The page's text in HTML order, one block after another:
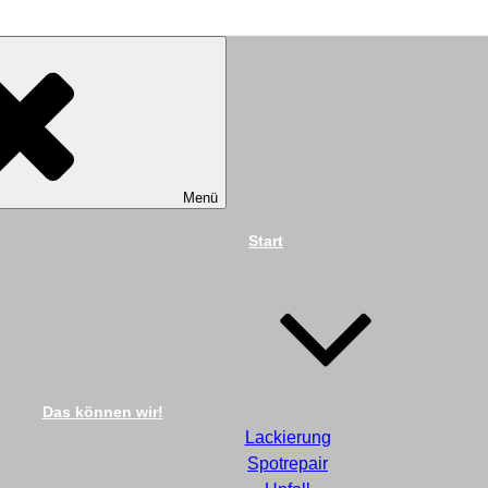
DIEKMANN
Menü
Start
Das können wir!
Lackierung
Spotrepair